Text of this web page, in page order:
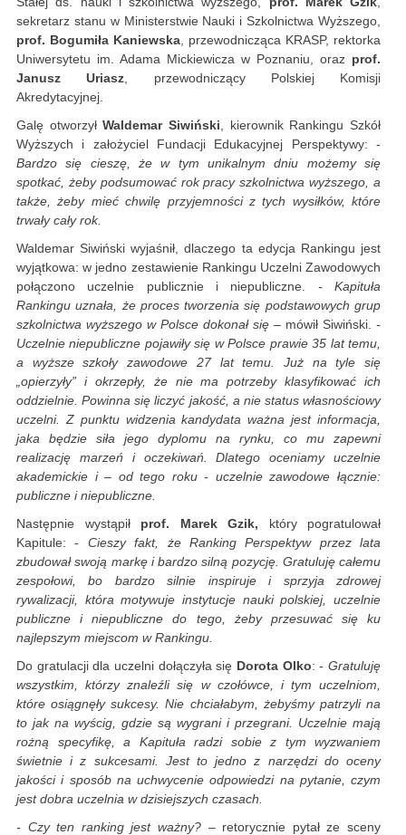
sekretarz stanu w Ministerstwie Nauki i Szkolnictwa Wyższego,
prof. Bogumiła Kaniewska , przewodnicząca KRASP, rektorka
Uniwersytetu im. Adama Mickiewicza w Poznaniu, oraz prof.
Janusz Uriasz , przewodniczący Polskiej Komisji
Akredytacyjnej.
Galę otworzyłWaldemar Siwiński , kierownik Rankingu Szkół
Wyższych i założyciel Fundacji Edukacyjnej Perspektywy: -
Bardzo się cieszę, że w tym unikalnym dniu możemy się
spotkać, żeby podsumować rok pracy szkolnictwa wyższego, a
także, żeby mieć chwilę przyjemności z tych wysiłków, które
trwały cały rok.
Waldemar Siwiński wyjaśnił, dlaczego ta edycja Rankingu jest
wyjątkowa: w jedno zestawienie Rankingu Uczelni Zawodowych
połączono uczelnie publicznie i niepubliczne. - Kapituła
Rankingu uznała, że proces tworzenia się podstawowych grup
szkolnictwa wyższego w Polsce dokonał się – mówił Siwiński. -
Uczelnie niepubliczne pojawiły się w Polsce prawie 35 lat temu,
a wyższe szkoły zawodowe 27 lat temu. Już na tyle się
„opierzyły” i okrzepły, że nie ma potrzeby klasyfikować ich
oddzielnie. Powinna się liczyć jakość, a nie status własnościowy
uczelni. Z punktu widzenia kandydata ważna jest informacja,
jaka będzie siła jego dyplomu na rynku, co mu zapewni
realizację marzeń i oczekiwań. Dlatego oceniamy uczelnie
akademickie i – od tego roku - uczelnie zawodowe łącznie:
publiczne i niepubliczne.
Następnie wystąpił prof. Marek Gzik, który pogratulował
Kapitule: - Cieszy fakt, że Ranking Perspektyw przez lata
zbudował swoją markę i bardzo silną pozycję. Gratuluję całemu
zespołowi, bo bardzo silnie inspiruje i sprzyja zdrowej
rywalizacji, która motywuje instytucje nauki polskiej, uczelnie
publiczne i niepubliczne do tego, żeby przesuwać się ku
najlepszym miejscom w Rankingu.
Do gratulacji dla uczelni dołączyła się Dorota Olko: -Gratuluję
wszystkim, którzy znaleźli się w czołówce, i tym uczelniom,
które osiągnęły sukcesy. Nie chciałabym, żebyśmy patrzyli na
to jak na wyścig, gdzie są wygrani i przegrani. Uczelnie mają
rożną specyfikę, a Kapituła radzi sobie z tym wyzwaniem
świetnie i z sukcesami. Jest to jedno z narzędzi do oceny
jakości i sposób na uchwycenie odpowiedzi na pytanie, czym
jest dobra uczelnia w dzisiejszych czasach.
- Czy ten ranking jest ważny? – retorycznie pytał ze sceny